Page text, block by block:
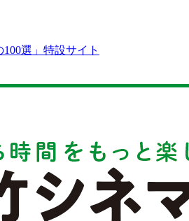
100選」特設サイト